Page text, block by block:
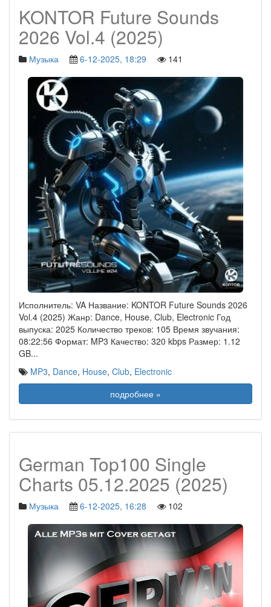
KONTOR Future Sounds
2026 Vol.4 (2025)
Музыка 6-12-2025, 18:29 141
Исполнитель: VA Название: KONTOR Future Sounds 2026
Vol.4 (2025) Жанр: Dance, House, Club, Electronic Год
выпуска: 2025 Количество треков: 105 Время звучания:
08:22:56 Формат: MP3 Качество: 320 kbps Размер: 1.12
GB...
MP3, Dance, House, Club, Electronic
подробнее »
German Top100 Single
Charts 05.12.2025 (2025)
Музыка 6-12-2025, 16:28 102